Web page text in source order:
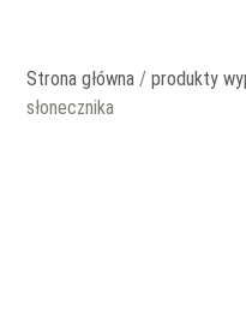
Strona główna /produkty
słonecznika